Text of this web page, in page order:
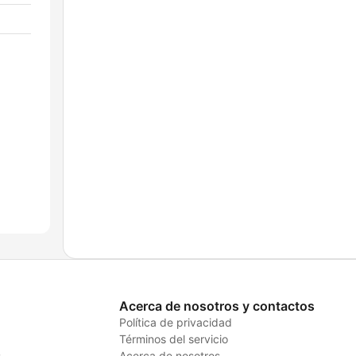
Acerca de nosotros y contactos
Política de privacidad
Términos del servicio